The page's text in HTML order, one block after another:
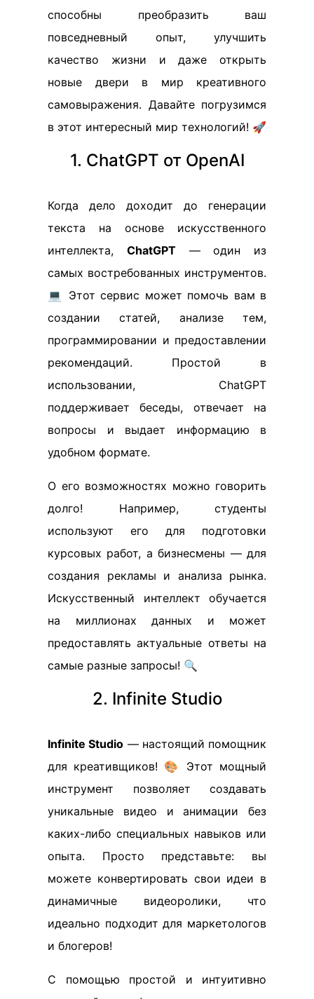
способны преобразить ваш
повседневный опыт, улучшить
качество жизни и даже открыть
новые двери в мир креативного
самовыражения. Давайте погрузимся
в этот интересный мир технологий! 🚀
1. ChatGPT от OpenAI
Когда дело доходит до генерации
текста на основе искусственного
интеллекта, ChatGPT— один из
самых востребованных инструментов.
💻 Этот сервис может помочь вам в
создании статей, анализе тем,
программировании и предоставлении
рекомендаций. Простой в
использовании, ChatGPT
поддерживает беседы, отвечает на
вопросы и выдает информацию в
удобном формате.
О его возможностях можно говорить
долго! Например, студенты
используют его для подготовки
курсовых работ, а бизнесмены — для
создания рекламы и анализа рынка.
Искусственный интеллект обучается
на миллионах данных и может
предоставлять актуальные ответы на
самые разные запросы! 🔍
2. Infinite Studio
Infinite Studio — настоящий помощник
для креативщиков! 🎨 Этот мощный
инструмент позволяет создавать
уникальные видео и анимации без
каких-либо специальных навыков или
опыта. Просто представьте: вы
можете конвертировать свои идеи в
динамичные видеоролики, что
идеально подходит для маркетологов
и блогеров!
С помощью простой и интуитивно